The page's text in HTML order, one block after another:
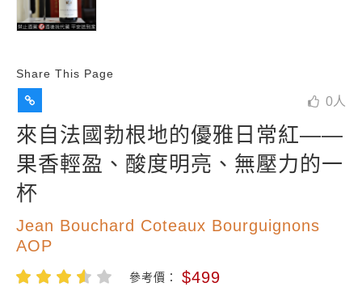
Share This Page
0人
來自法國勃根地的優雅日常紅——
果香輕盈、酸度明亮、無壓力的一
杯
Jean Bouchard Coteaux Bourguignons
AOP
參考價： $499